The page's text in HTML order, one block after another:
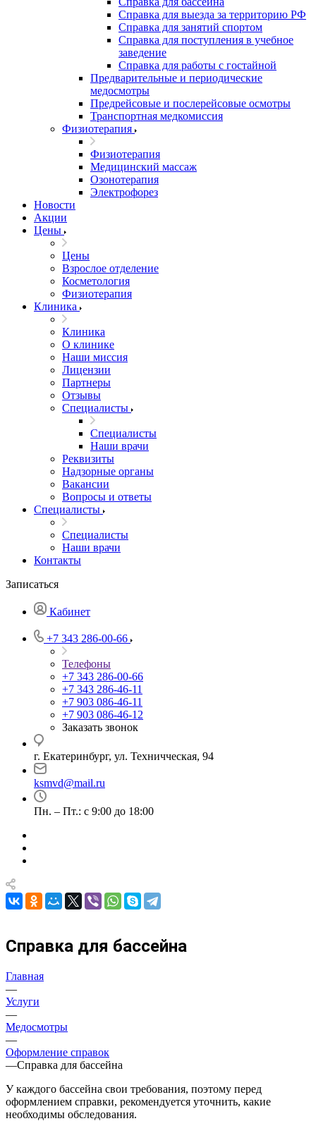
Справка для выезда за территорию РФ
Справка для занятий спортом
Справка для поступления в учебное
заведение
Справка для работы с гостайной
Предварительные и периодические
медосмотры
Предрейсовые и послерейсовые осмотры
Транспортная медкомиссия
Физиотерапия
Физиотерапия
Медицинский массаж
Озонотерапия
Электрофорез
Новости
Акции
Цены
Цены
Взрослое отделение
Косметология
Физиотерапия
Клиника
Клиника
О клинике
Наши миссия
Лицензии
Партнеры
Отзывы
Специалисты
Специалисты
Наши врачи
Реквизиты
Надзорные органы
Вакансии
Вопросы и ответы
Специалисты
Специалисты
Наши врачи
Контакты
Записаться
Кабинет
+7 343 286-00-66
Телефоны
+7 343 286-00-66
+7 343 286-46-11
+7 903 086-46-11
+7 903 086-46-12
Заказать звонок
г. Екатеринбург, ул. Техничческая, 94
ksmvd@mail.ru
Пн. – Пт.: с 9:00 до 18:00
Справка для бассейна
Главная
—
Услуги
—
Медосмотры
—
Оформление справок
—Справка для бассейна
У каждого бассейна свои требования, поэтому перед
оформлением справки, рекомендуется уточнить, какие
необходимы обследования.